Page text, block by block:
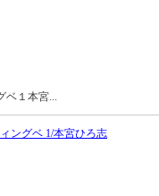
ベ１本宮...
ングベ 1/本宮ひろ志